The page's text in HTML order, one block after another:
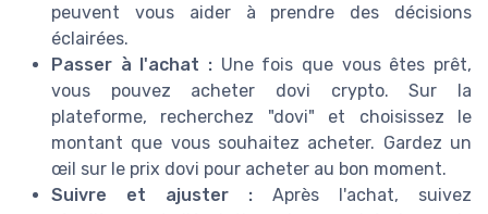
peuvent vous aider à prendre des décisions
éclairées.
Passer à l'achat : Une fois que vous êtes prêt,
vous pouvez acheter dovi crypto. Sur la
plateforme, recherchez "dovi" et choisissez le
montant que vous souhaitez acheter. Gardez un
œil sur le prix dovi pour acheter au bon moment.
Suivre et ajuster : Après l'achat, suivez